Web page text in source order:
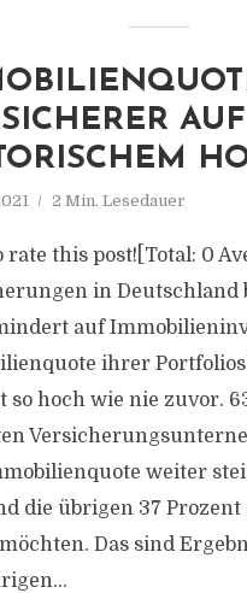
AUF
2 Min. Lesedauer
rate this post![Total: 0
in Deutschland
auf
ihrer Portfolios
so hoch wie nie zuvor.
weiter
die übrigen 37 Prozent
Das sind